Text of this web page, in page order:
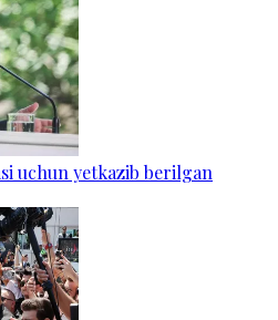
uchun yetkazib berilgan